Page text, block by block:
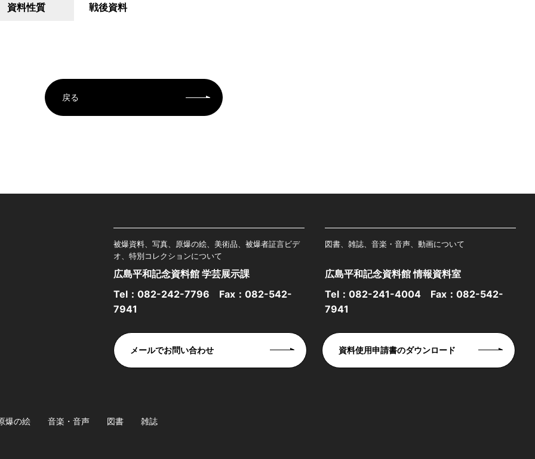
資料性質 戦後資料
戻る
被爆資料、写真、原爆の絵、美術品、被爆者証言ビデ
オ、特別コレクションについて
広島平和記念資料館 学芸展示課
Tel： 082-242-7796 Fax：082-542-
7941
図書、雑誌、音楽・音声、動画について
広島平和記念資料館 情報資料室
Tel： 082-241-4004 Fax：082-542-
7941
メールでお問い合わせ 資料使用申請書のダウンロード
爆の絵 音楽・音声 図書 雑誌